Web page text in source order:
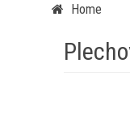
Home